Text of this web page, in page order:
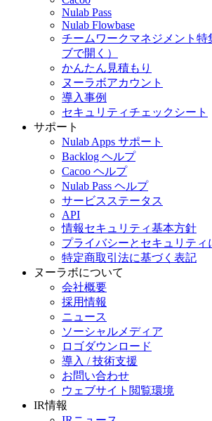
Nulab Pass
Nulab Flowbase
チームワークマネジメント特
ブで開く）
かんたん見積もり
ヌーラボアカウント
導入事例
セキュリティチェックシート
サポート
Nulab Apps サポート
Backlog ヘルプ
Cacoo ヘルプ
Nulab Pass ヘルプ
サービスステータス
API
情報セキュリティ基本方針
プライバシーとセキュリティ
特定商取引法に基づく表記
ヌーラボについて
会社概要
採用情報
ニュース
ソーシャルメディア
ロゴダウンロード
導入 / 技術支援
お問い合わせ
ウェブサイト閲覧環境
IR情報